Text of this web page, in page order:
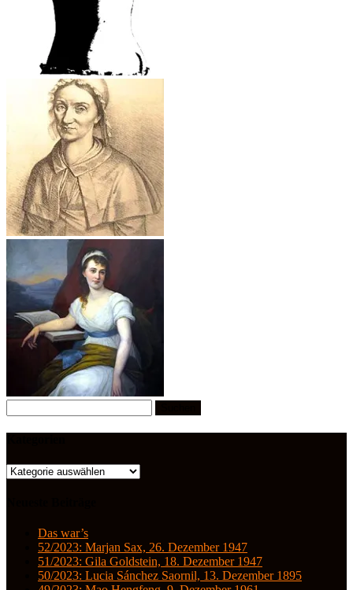
nach:
Kategorien
Das war’s
52/2023: Marjan Sax, 26. Dezember 1947
51/2023: Gila Goldstein, 18. Dezember 1947
50/2023: Lucia Sánchez Saornil, 13. Dezember 1895